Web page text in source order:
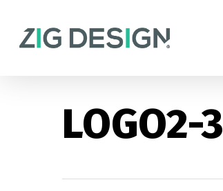
main
LOGO2-3